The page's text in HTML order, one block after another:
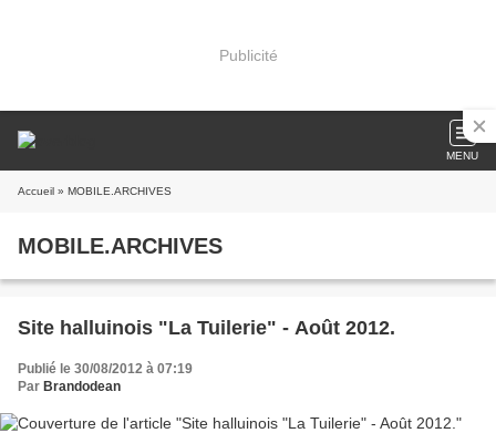
Publicité
MENU
Accueil » MOBILE.ARCHIVES
MOBILE.ARCHIVES
Site halluinois "La Tuilerie" - Août 2012.
Publié le 30/08/2012 à 07:19
Par Brandodean